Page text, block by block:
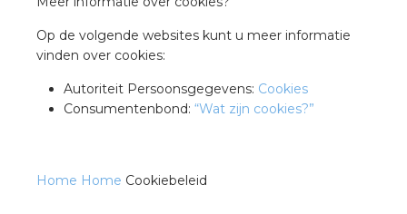
Op de volgende websites kunt u meer informatie
vinden over cookies:
Autoriteit Persoonsgegevens: Cookies
Consumentenbond: “Wat zijn cookies?”
Home Home Cookiebeleid